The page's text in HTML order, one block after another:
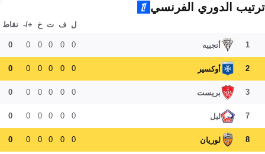
ترتيب الدوري الفرنسي
ل ف ت خ +/- نقاط
1 أنجييه 0
0
0
0
0
0
2 أوكسير 0
0
0
0
0
0
3 بريست 0
0
0
0
0
0
7 ليل 0
0
0
0
0
0
8 لوريان 0
0
0
0
0
0